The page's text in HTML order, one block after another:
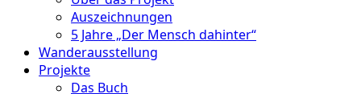
Auszeichnungen
5 Jahre „Der Mensch dahinter“
Wanderausstellung
Projekte
Das Buch